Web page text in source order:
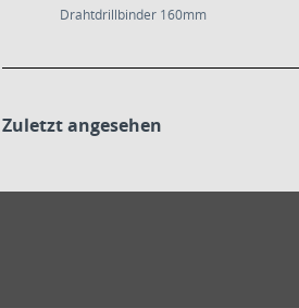
Drahtdrillbinder 160mm
Zuletzt angesehen